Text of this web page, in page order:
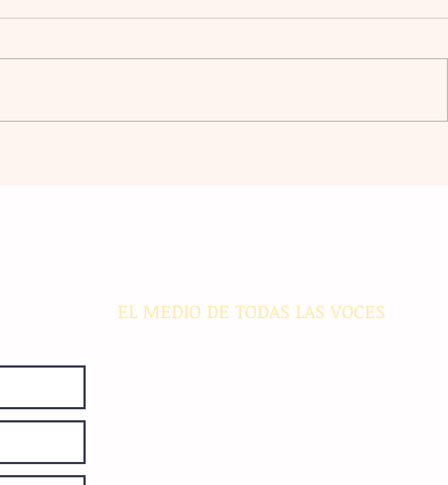
EL MEDIO DE TODAS LAS VOCES